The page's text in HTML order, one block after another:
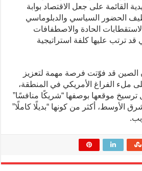
القائمة على جعل الاقتصاد بوابة
الحضور السياسي والدبلوماسي
الحادة والاصطفافات
قد ترتب عليها كلفة استراتيجية
الصين قد فوّتت فرصة مهمة لتعزيز
ملء الفراغ الأمريكي في المنطقة،
ترسيخ موقعها بوصفها “شريكًا منافسًا”
الأوسط، أكثر من كونها “بديلًا كاملًا”